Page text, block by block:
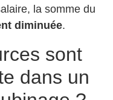
la somme du
diminuée.
sont
dans un